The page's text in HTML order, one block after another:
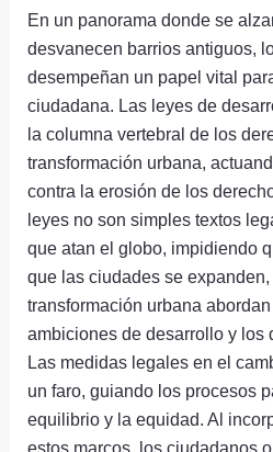
En un panorama donde se
desvanecen barrios antiguos,
desempeñan un papel vital
ciudadana. Las leyes de
la columna vertebral de los
transformación urbana,
contra la erosión de los
leyes no son simples textos
que atan el globo, impidiendo
que las ciudades se
transformación urbana
ambiciones de desarrollo y los
Las medidas legales en el
un faro, guiando los procesos
equilibrio y la equidad. Al